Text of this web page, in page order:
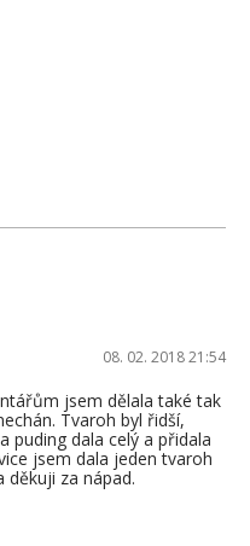
08. 02. 2018 21:54
jsem dělala také tak
Tvaroh byl řidší,
puding dala celý a přidala
jsem dala jeden tvaroh
děkuji za nápad.